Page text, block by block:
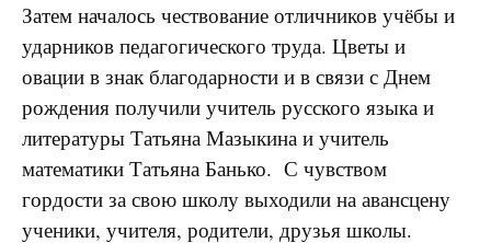
Затем началось чествование отличников учёбы и
ударников педагогического труда. Цветы и
овации в знак благодарности и в связи с Днем
рождения получили учитель русского языка и
литературы Татьяна Мазыкина и учитель
математики Татьяна Банько. С чувством
гордости за свою школу выходили на авансцену
ученики, учителя, родители, друзья школы.